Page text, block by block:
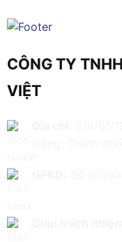
CÔNG TY
VIỆT